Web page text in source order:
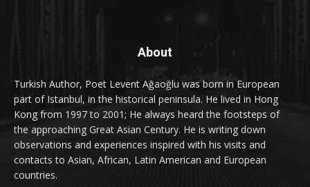
About
Turkish Author, Poet Levent Ağaoğlu was born in European
part of Istanbul, in the historical peninsula. He lived in Hong
Kong from 1997 to 2001; He always heard the footsteps of
the approaching Great Asian Century. He is writing down
observations and experiences inspired with his visits and
contacts to Asian, African, Latin American and European
countries.